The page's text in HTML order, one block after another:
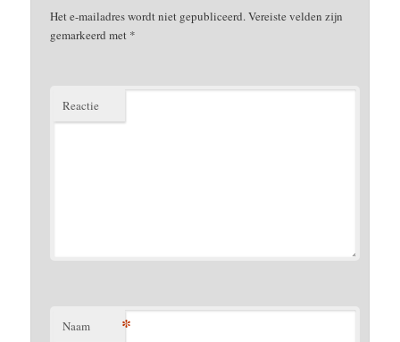
Het e-mailadres wordt niet gepubliceerd.Vereiste velden zijn
gemarkeerd met *
Reactie
Naam *